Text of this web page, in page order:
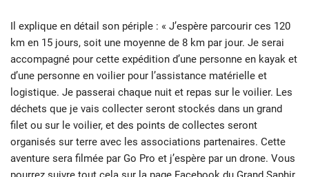
Il explique en détail son périple : « J’espère parcourir ces 120
km en 15 jours, soit une moyenne de 8 km par jour. Je serai
accompagné pour cette expédition d’une personne en kayak et
d’une personne en voilier pour l’assistance matérielle et
logistique. Je passerai chaque nuit et repas sur le voilier. Les
déchets que je vais collecter seront stockés dans un grand
filet ou sur le voilier, et des points de collectes seront
organisés sur terre avec les associations partenaires. Cette
aventure sera filmée par Go Pro et j’espère par un drone. Vous